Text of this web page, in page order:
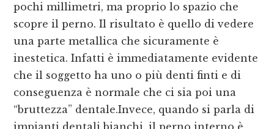
pochi millimetri, ma proprio lo spazio che
scopre il perno. Il risultato è quello di vedere
una parte metallica che sicuramente è
inestetica. Infatti è immediatamente evidente
che il soggetto ha uno o più denti finti e di
conseguenza è normale che ci sia poi una
“bruttezza” dentale.Invece, quando si parla di